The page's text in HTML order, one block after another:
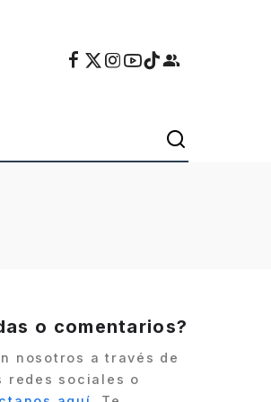
o comentarios?
nosotros a través de
redes sociales o